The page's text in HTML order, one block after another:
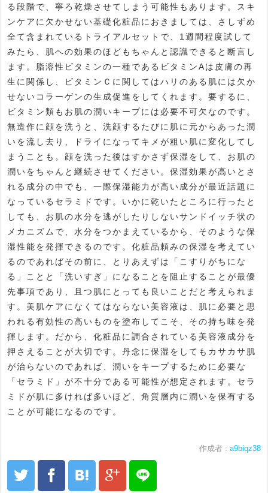
る段階で、寧ろ乾燥させてしまう可能性もあります。スキ
ンケアに欠かせない基礎化粧品におきましては、さしずめ
全て含まれているトライアルセットで、1週間程度試して
みたら、肌への効果のほどもちゃんと認識できると断言し
ます。脂溶性ビタミンの一種であるビタミンAは皮膚の再
生に関係し、ビタミンＣに関してはハリのある肌には欠か
せないコラーゲンの生成促進をしてくれます。要するに、
ビタミン類もお肌の潤いキープには必要不可欠なのです。
無造作に顔を洗うと、洗顔するたびに肌に元からあった潤
いを流し去り、ドライになってキメが粗い肌に変化してし
まうことも。顔を洗った後はすかさず保湿をして、お肌の
潤いをちゃんと継続させてください。保湿効果が高いとさ
れる成分の中でも、一際保湿能力が高い成分が最近話題に
なっているセラミドです。いかに乾いたところに行ったと
しても、お肌の水分を逃がしたりしないサンドイッチ状の
メカニズムで、水分をつかまえているから、そのような保
湿性能を発揮できるのです。化粧品頼みの保湿を考えてい
るのであればその前に、とりあえずは「こすりがちにな
る」ことと「洗いすぎ」になることを阻止することが最優
先事項であり、且つ肌にとっても良いことだと考えられま
す。美肌ケアになくてはならない美容液は、肌に必要と思
われる有効性の高いものを塗布してこそ、その持ち味を発
揮します。だから、化粧品に調合されている美容液成分を
押さえることが大切です。丹念に保湿をしてもカサカサ肌
が治らないのであれば、潤いをキープするために必要な
「セラミド」が不十分である可能性が想定されます。セラ
ミドが肌に多ければ多いほど、角質層内に潤いを保有する
ことが可能になるのです。
作成者 : a9biqz38